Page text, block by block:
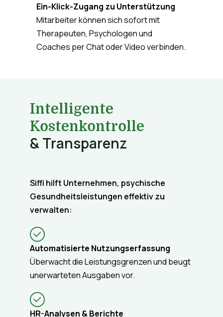
Ein-Klick-Zugang zu Unterstützung
Mitarbeiter können sich sofort mit
Therapeuten, Psychologen und
Coaches per Chat oder Video verbinden.
Intelligente
Kostenkontrolle
& Transparenz
Siffi hilft Unternehmen, psychische
Gesundheitsleistungen effektiv zu
verwalten:
Automatisierte Nutzungserfassung
Überwacht die Leistungsgrenzen und beugt
unerwarteten Ausgaben vor.
HR-Analysen & Berichte